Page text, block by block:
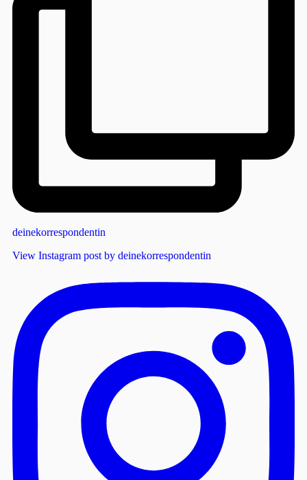
deinekorrespondentin
View Instagram post by deinekorrespondentin